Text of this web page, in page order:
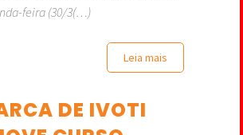
feira (30/3(…)
Leia mais
DE IVOTI